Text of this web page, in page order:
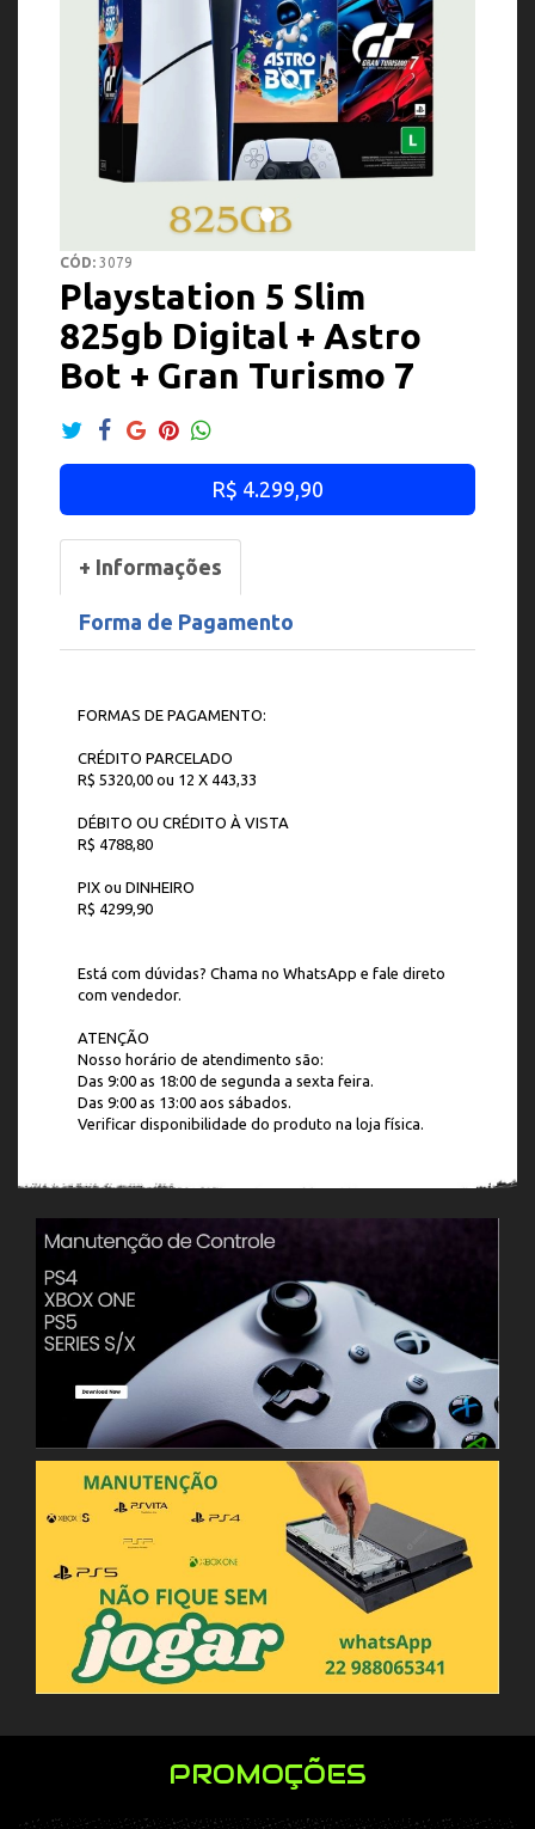
CÓD: 3079
Playstation 5 Slim
825gb Digital + Astro
Bot + Gran Turismo 7
R$ 4.299,90
+ Informações
Forma de Pagamento
FORMAS DE PAGAMENTO:
CRÉDITO PARCELADO
R$ 5320,00 ou 12 X 443,33
DÉBITO OU CRÉDITO À VISTA
R$ 4788,80
PIX ou DINHEIRO
R$ 4299,90
Está com dúvidas? Chama no WhatsApp e fale direto
com vendedor.
ATENÇÃO
Nosso horário de atendimento são:
Das 9:00 as 18:00 de segunda a sexta feira.
Das 9:00 as 13:00 aos sábados.
Verificar disponibilidade do produto na loja física.
PROMOÇÕES